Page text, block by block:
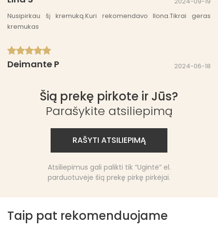
Nusipirkau šį kremukq.Kuri rekomendavo Ilona.Tikrai geras
kremukas
Deimante P
2024-06-18
netobulai odai?labai skalsus todėl reikia nedaug,gerai įsigeria į
Šią prekę pirkote ir Jūs?
Parašykite atsiliepimą
RAŠYTI ATSILIEPIMĄ
Atsiliepimus gali palikti tik “Ugintė” el.
parduotuvėje šią prekę pirkę pirkėjai.
Taip pat rekomenduojame